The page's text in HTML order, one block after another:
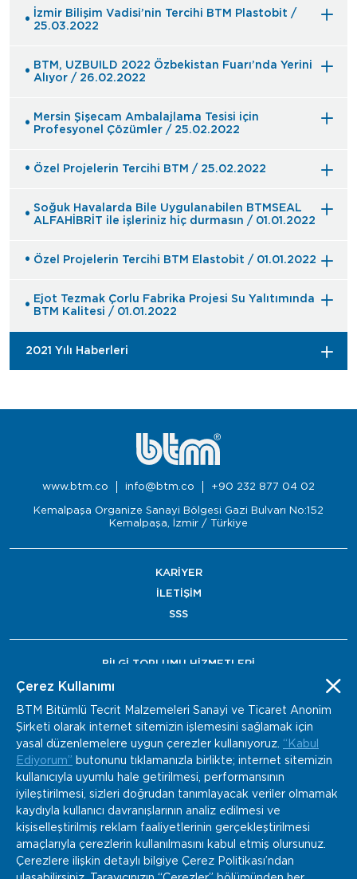
İzmir Bilişim Vadisi’nin Tercihi BTM Plastobit /
25.03.2022
BTM, UZBUILD 2022 Özbekistan Fuarı’nda Yerini
Alıyor / 26.02.2022
Mersin Şişecam Ambalajlama Tesisi için
Profesyonel Çözümler / 25.02.2022
Özel Projelerin Tercihi BTM / 25.02.2022
Soğuk Havalarda Bile Uygulanabilen BTMSEAL
ALFAHİBRİT ile işleriniz hiç durmasın / 01.01.2022
Özel Projelerin Tercihi BTM Elastobit / 01.01.2022
Ejot Tezmak Çorlu Fabrika Projesi Su Yalıtımında
BTM Kalitesi / 01.01.2022
2021 Yılı Haberleri
www.btm.co info@btm.co +90 232 877 04 02
Kemalpaşa Organize Sanayi Bölgesi Gazi Bulvarı No:152
Kemalpaşa, İzmir / Türkiye
KARİYER
İLETİŞİM
SSS
BİLGİ TOPLUMU HİZMETLERİ
Çerez Kullanımı
BTM Bitümlü Tecrit Malzemeleri Sanayi ve Ticaret Anonim
Şirketi olarak internet sitemizin işlemesini sağlamak için
yasal düzenlemelere uygun çerezler kullanıyoruz. “Kabul
Ediyorum” butonunu tıklamanızla birlikte; internet sitemizin
kullanıcıyla uyumlu hale getirilmesi, performansının
iyileştirilmesi, sizleri doğrudan tanımlayacak veriler olmamak
kaydıyla kullanıcı davranışlarının analiz edilmesi ve
kişiselleştirilmiş reklam faaliyetlerinin gerçekleştirilmesi
amaçlarıyla çerezlerin kullanılmasını kabul etmiş olursunuz.
Çerezlere ilişkin detaylı bilgiye Çerez Politikası’ndan